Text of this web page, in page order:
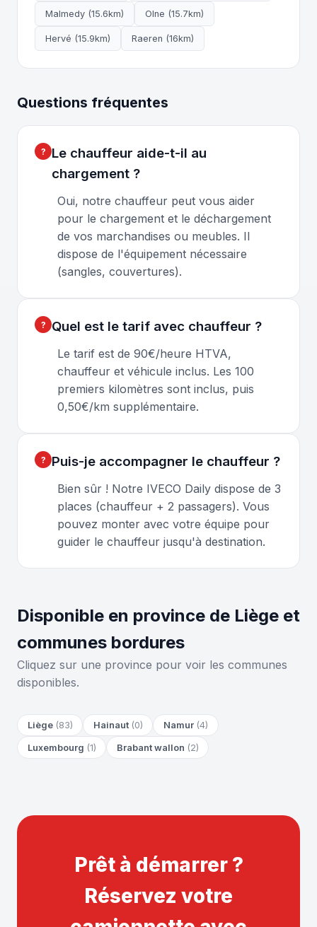
Malmedy (15.6km) Olne (15.7km)
Hervé (15.9km) Raeren (16km)
Questions fréquentes
Le chauffeur aide-t-il au
chargement ?
Oui, notre chauffeur peut vous aider
pour le chargement et le déchargement
de vos marchandises ou meubles. Il
dispose de l'équipement nécessaire
(sangles, couvertures).
Quel est le tarif avec chauffeur ?
Le tarif est de 90€/heure HTVA,
chauffeur et véhicule inclus. Les 100
premiers kilomètres sont inclus, puis
0,50€/km supplémentaire.
Puis-je accompagner le chauffeur ?
Bien sûr ! Notre IVECO Daily dispose de 3
places (chauffeur + 2 passagers). Vous
pouvez monter avec votre équipe pour
guider le chauffeur jusqu'à destination.
Disponible en province de Liège et
communes bordures
Cliquez sur une province pour voir les communes
disponibles.
Liège (83) Hainaut (0) Namur (4)
Luxembourg (1) Brabant wallon (2)
Prêt à démarrer ?
Réservez votre